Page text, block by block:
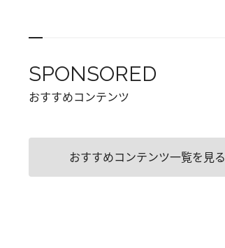
SPONSORED
おすすめコンテンツ
おすすめコンテンツ一覧を見る